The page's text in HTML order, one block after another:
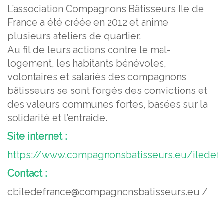
L’association Compagnons Bâtisseurs Ile de
France a été créée en 2012 et anime
plusieurs ateliers de quartier.
Au fil de leurs actions contre le mal-
logement, les habitants bénévoles,
volontaires et salariés des compagnons
bâtisseurs se sont forgés des convictions et
des valeurs communes fortes, basées sur la
solidarité et l’entraide.
Site internet :
https://www.compagnonsbatisseurs.eu/
Contact :
cbiledefrance@compagnonsbatisseurs.eu /